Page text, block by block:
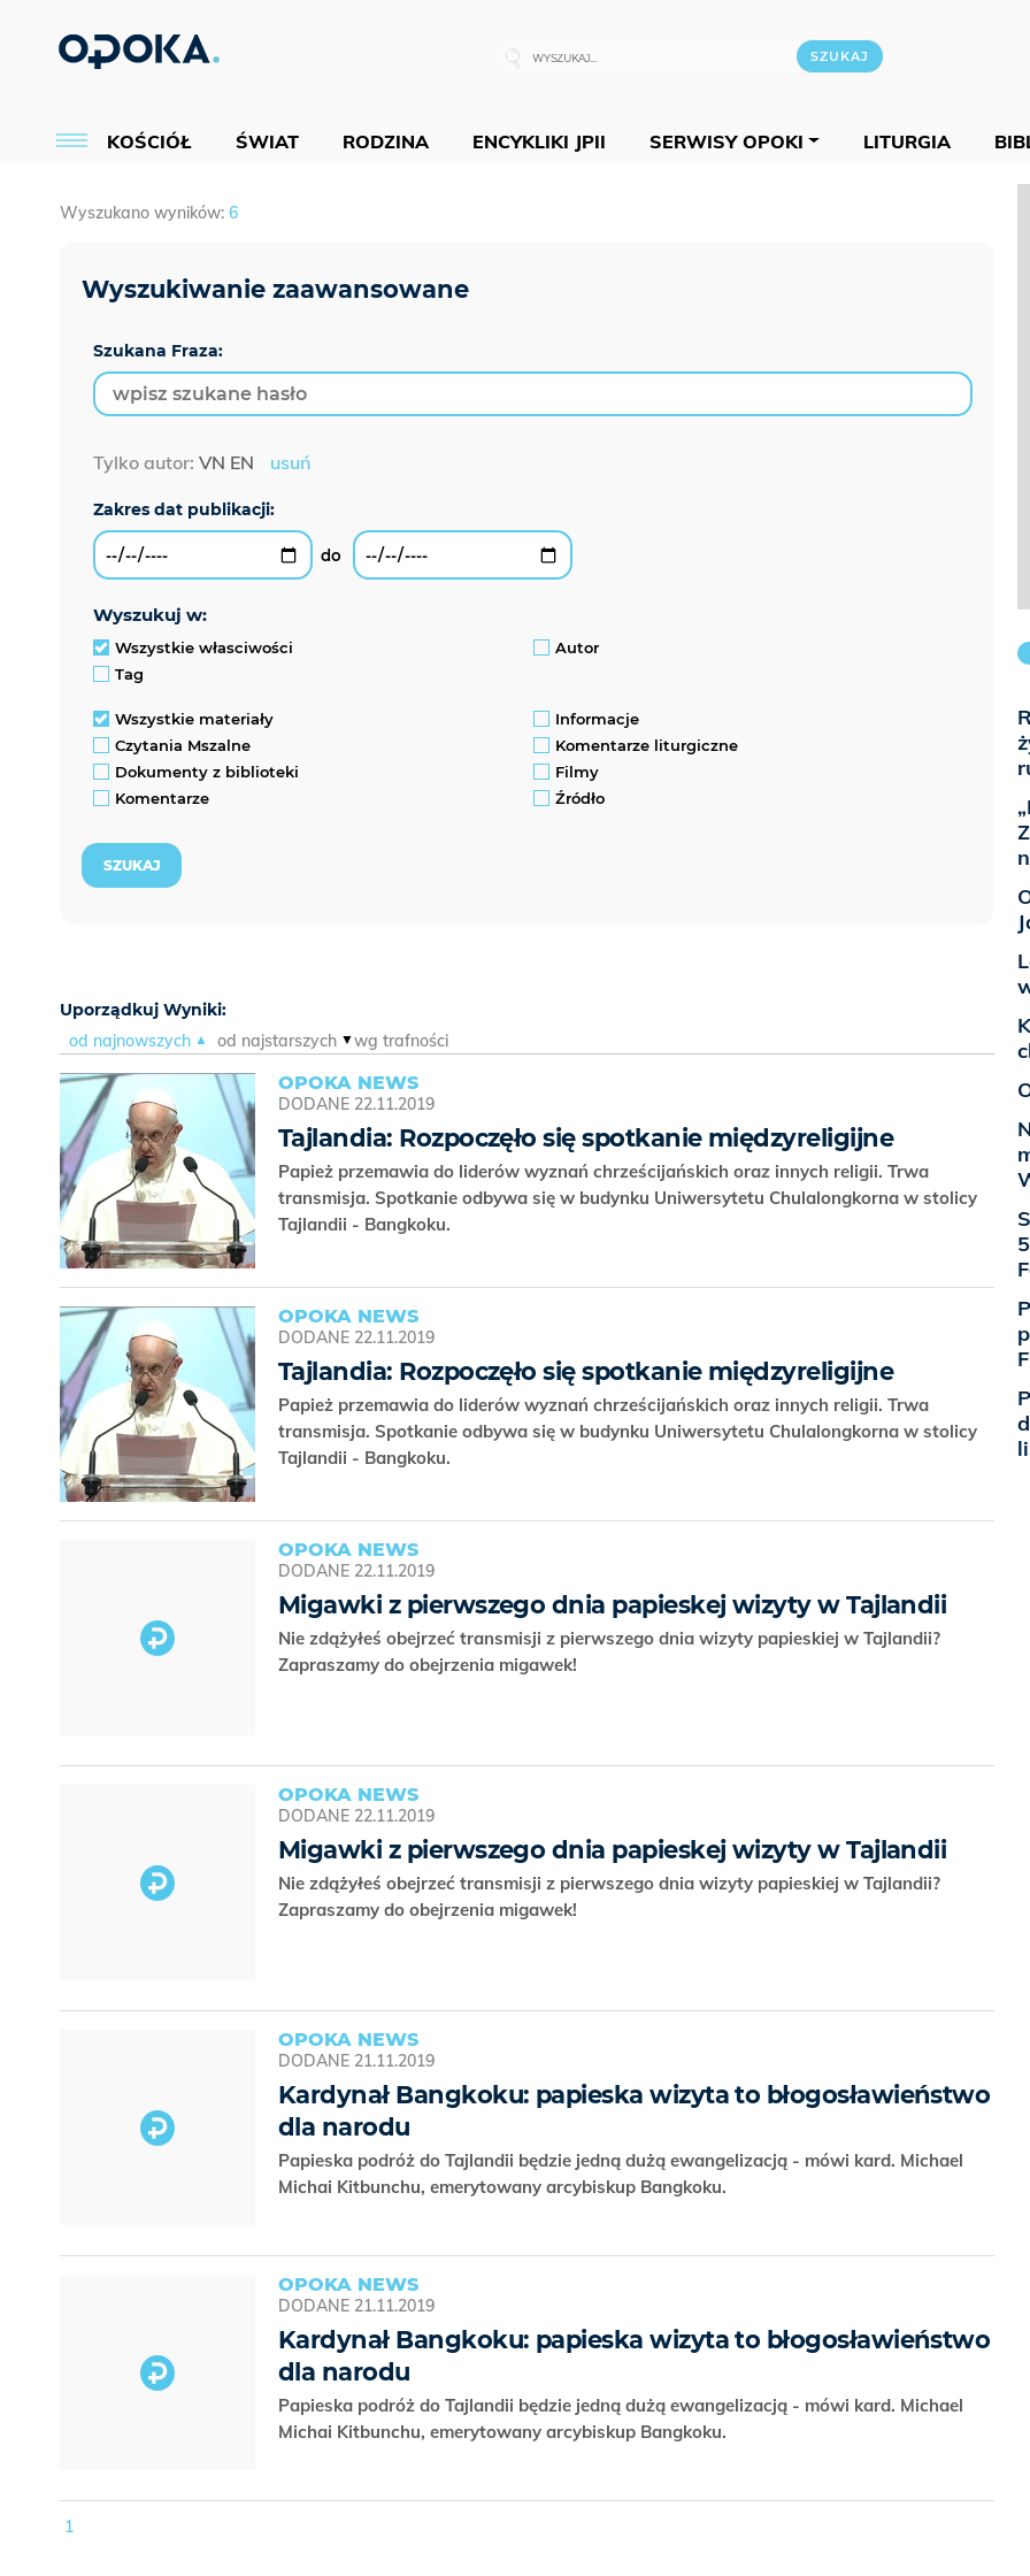
KOŚCIÓŁ ŚWIAT RODZINA ENCYKLIKI JPII SERWISY OPOKI LITURGIA
Wyszukano wyników: 6
Szukana Fraza:
Tylko autor: VN EN usuń
wyszukuj w:
Wszystkie własciwości
Autor
Tag
Wszystkie materiały
Informacje
Czytania Mszalne
Komentarze liturgiczne
Dokumenty z biblioteki
Filmy
Komentarze
Źródło
Uporządkuj Wyniki:
od najnowszych
od najstarszych wg trafności
OPOKA NEWS
DODANE 22.11.2019
Tajlandia: Rozpoczęło się spotkanie międzyreligijne
Papież przemawia do liderów wyznań chrześcijańskich oraz innych religii. Trwa
transmisja. Spotkanie odbywa się w budynku Uniwersytetu Chulalongkorna w stolicy
Tajlandii - Bangkoku.
OPOKA NEWS
DODANE 22.11.2019
Tajlandia: Rozpoczęło się spotkanie międzyreligijne
Papież przemawia do liderów wyznań chrześcijańskich oraz innych religii. Trwa
transmisja. Spotkanie odbywa się w budynku Uniwersytetu Chulalongkorna w stolicy
Tajlandii - Bangkoku.
OPOKA NEWS
DODANE 22.11.2019
Migawki z pierwszego dnia papieskej wizyty w Tajlandii
Nie zdążyłeś obejrzeć transmisji z pierwszego dnia wizyty papieskiej w Tajlandii?
Zapraszamy do obejrzenia migawek!
OPOKA NEWS
DODANE 22.11.2019
Migawki z pierwszego dnia papieskej wizyty w Tajlandii
Nie zdążyłeś obejrzeć transmisji z pierwszego dnia wizyty papieskiej w Tajlandii?
Zapraszamy do obejrzenia migawek!
OPOKA NEWS
DODANE 21.11.2019
Kardynał Bangkoku: papieska wizyta to błogosławieństwo
dla narodu
Papieska podróż do Tajlandii będzie jedną dużą ewangelizacją - mówi kard. Michael
Michai Kitbunchu, emerytowany arcybiskup Bangkoku.
OPOKA NEWS
DODANE 21.11.2019
Kardynał Bangkoku: papieska wizyta to błogosławieństwo
dla narodu
Papieska podróż do Tajlandii będzie jedną dużą ewangelizacją - mówi kard. Michael
Michai Kitbunchu, emerytowany arcybiskup Bangkoku.
1